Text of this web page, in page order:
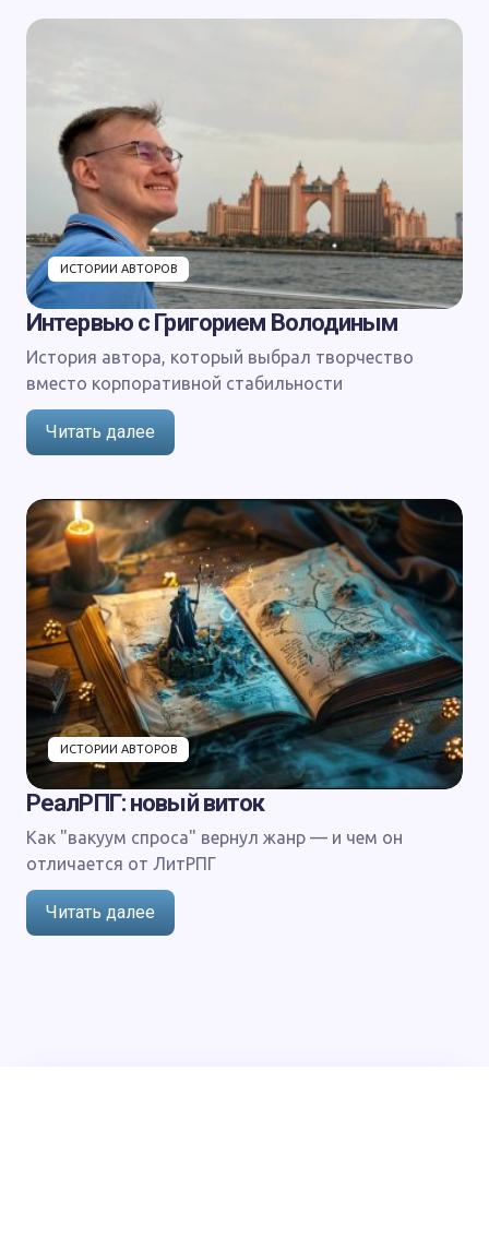
ИСТОРИИ АВТОРОВ
Интервью с Григорием Володиным
История автора, который выбрал творчество
вместо корпоративной стабильности
Читать далее
ИСТОРИИ АВТОРОВ
РеалРПГ: новый виток
Как "вакуум спроса" вернул жанр — и чем он
отличается от ЛитРПГ
Читать далее